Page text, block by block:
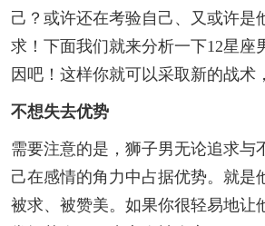
己？或许还在考验自己、又或许是
求！下面我们就来分析一下12星座
因吧！这样你就可以采取新的战术
不想失去优势
需要注意的是，狮子男无论追求与
己在感情的角力中占据优势。就是
被求、被赞美。如果你很轻易地让